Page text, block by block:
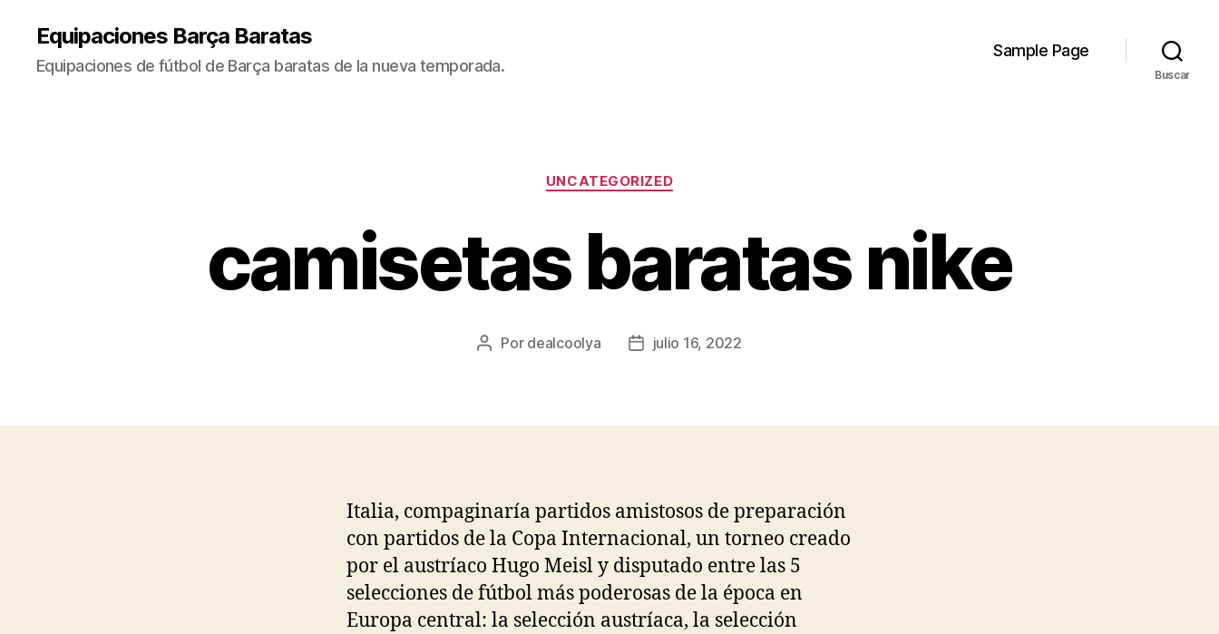
Equipaciones Barça Baratas
Equipaciones de fútbol de Barça baratas de la nueva temporada.
Sample Page
Buscar
Categorías
UNCATEGORIZED
camisetas baratas nike
Autor
Por dealcoolya
Fechajulio 16, 2022
Italia, compaginaría partidos amistosos de preparación
con partidos de la Copa Internacional, un torneo creado
por el austríaco Hugo Meisl y disputado entre las 5
selecciones de fútbol más poderosas de la época en
Europa central: la selección austríaca, la selección